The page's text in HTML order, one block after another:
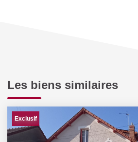
Les biens similaires
Exclusif